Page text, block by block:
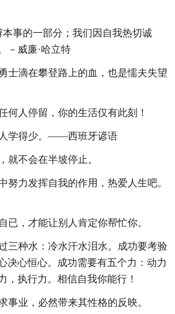
事的一部分；我们因自我热切诚
－威廉·哈立特
士滴在攀登路上的血，也是懦夫失望
何人停留，你的生活仅有此刻！
学得少。——西班牙谚语
就不会在半坡停止。
努力发挥自我的作用，热爱人生吧。
已，才能让别人肯定你帮忙你。
三种水：冷水汗水泪水。成功要考验
决心恒心。成功需要有五个力：动力
，执行力。相信自我你能行！
事业，必然带来其性格的反映。